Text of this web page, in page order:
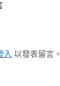
入 以發表留言。